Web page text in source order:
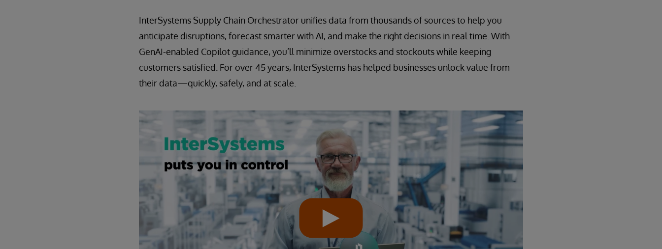
InterSystems Supply Chain Orchestrator unifies data from thousands of sources to help you
anticipate disruptions, forecast smarter with AI, and make the right decisions in real time. With
GenAI-enabled Copilot guidance, you’ll minimize overstocks and stockouts while keeping
customers satisfied. For over 45 years, InterSystems has helped businesses unlock value from
their data—quickly, safely, and at scale.